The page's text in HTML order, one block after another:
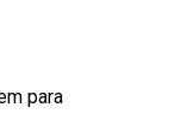
para